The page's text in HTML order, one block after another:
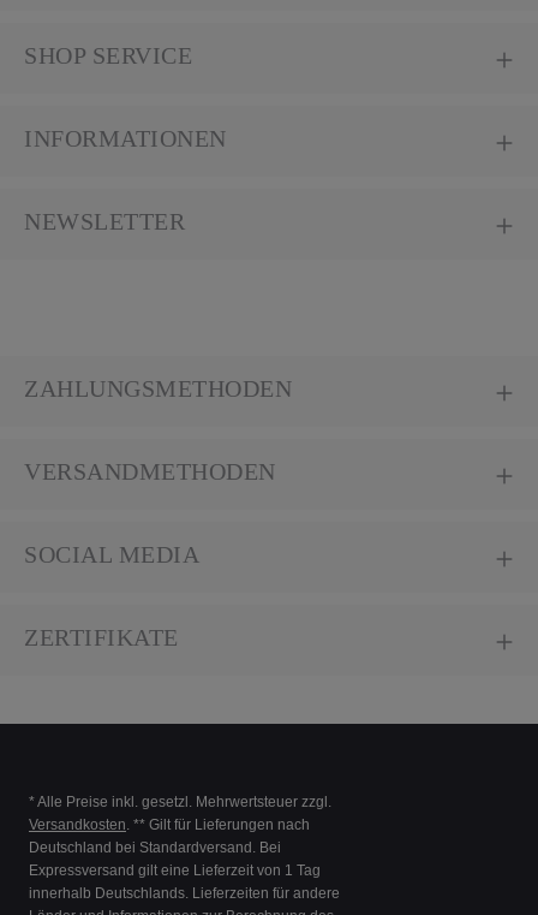
SHOP SERVICE
INFORMATIONEN
NEWSLETTER
ZAHLUNGSMETHODEN
VERSANDMETHODEN
SOCIAL MEDIA
ZERTIFIKATE
* Alle Preise inkl. gesetzl. Mehrwertsteuer zzgl.
Versandkosten. ** Gilt für Lieferungen nach
Deutschland bei Standardversand. Bei
Expressversand gilt eine Lieferzeit von 1 Tag
innerhalb Deutschlands. Lieferzeiten für andere